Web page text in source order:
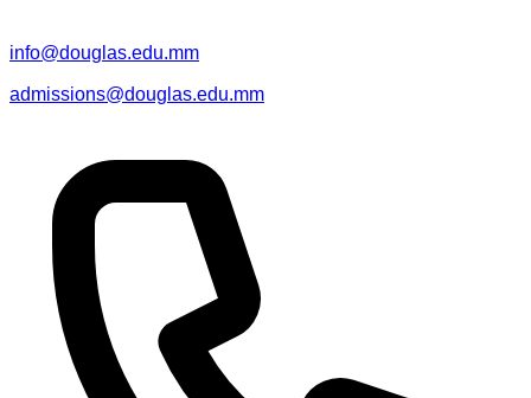
info@douglas.edu.mm
admissions@douglas.edu.mm